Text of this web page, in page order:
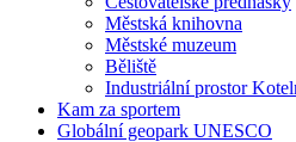
Městská knihovna
Městské muzeum
Běliště
Industriální prostor
Kam za sportem
Globální geopark UNESCO